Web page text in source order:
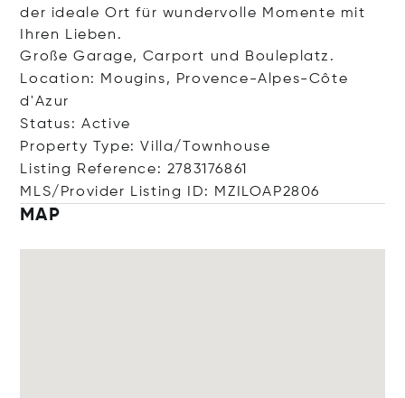
der ideale Ort für wundervolle Momente mit
Ihren Lieben.
Große Garage, Carport und Bouleplatz.
Location: Mougins, Provence-Alpes-Côte
d'Azur
Status: Active
Property Type: Villa/Townhouse
Listing Reference: 2783176861
MLS/Provider Listing ID: MZILOAP2806
MAP